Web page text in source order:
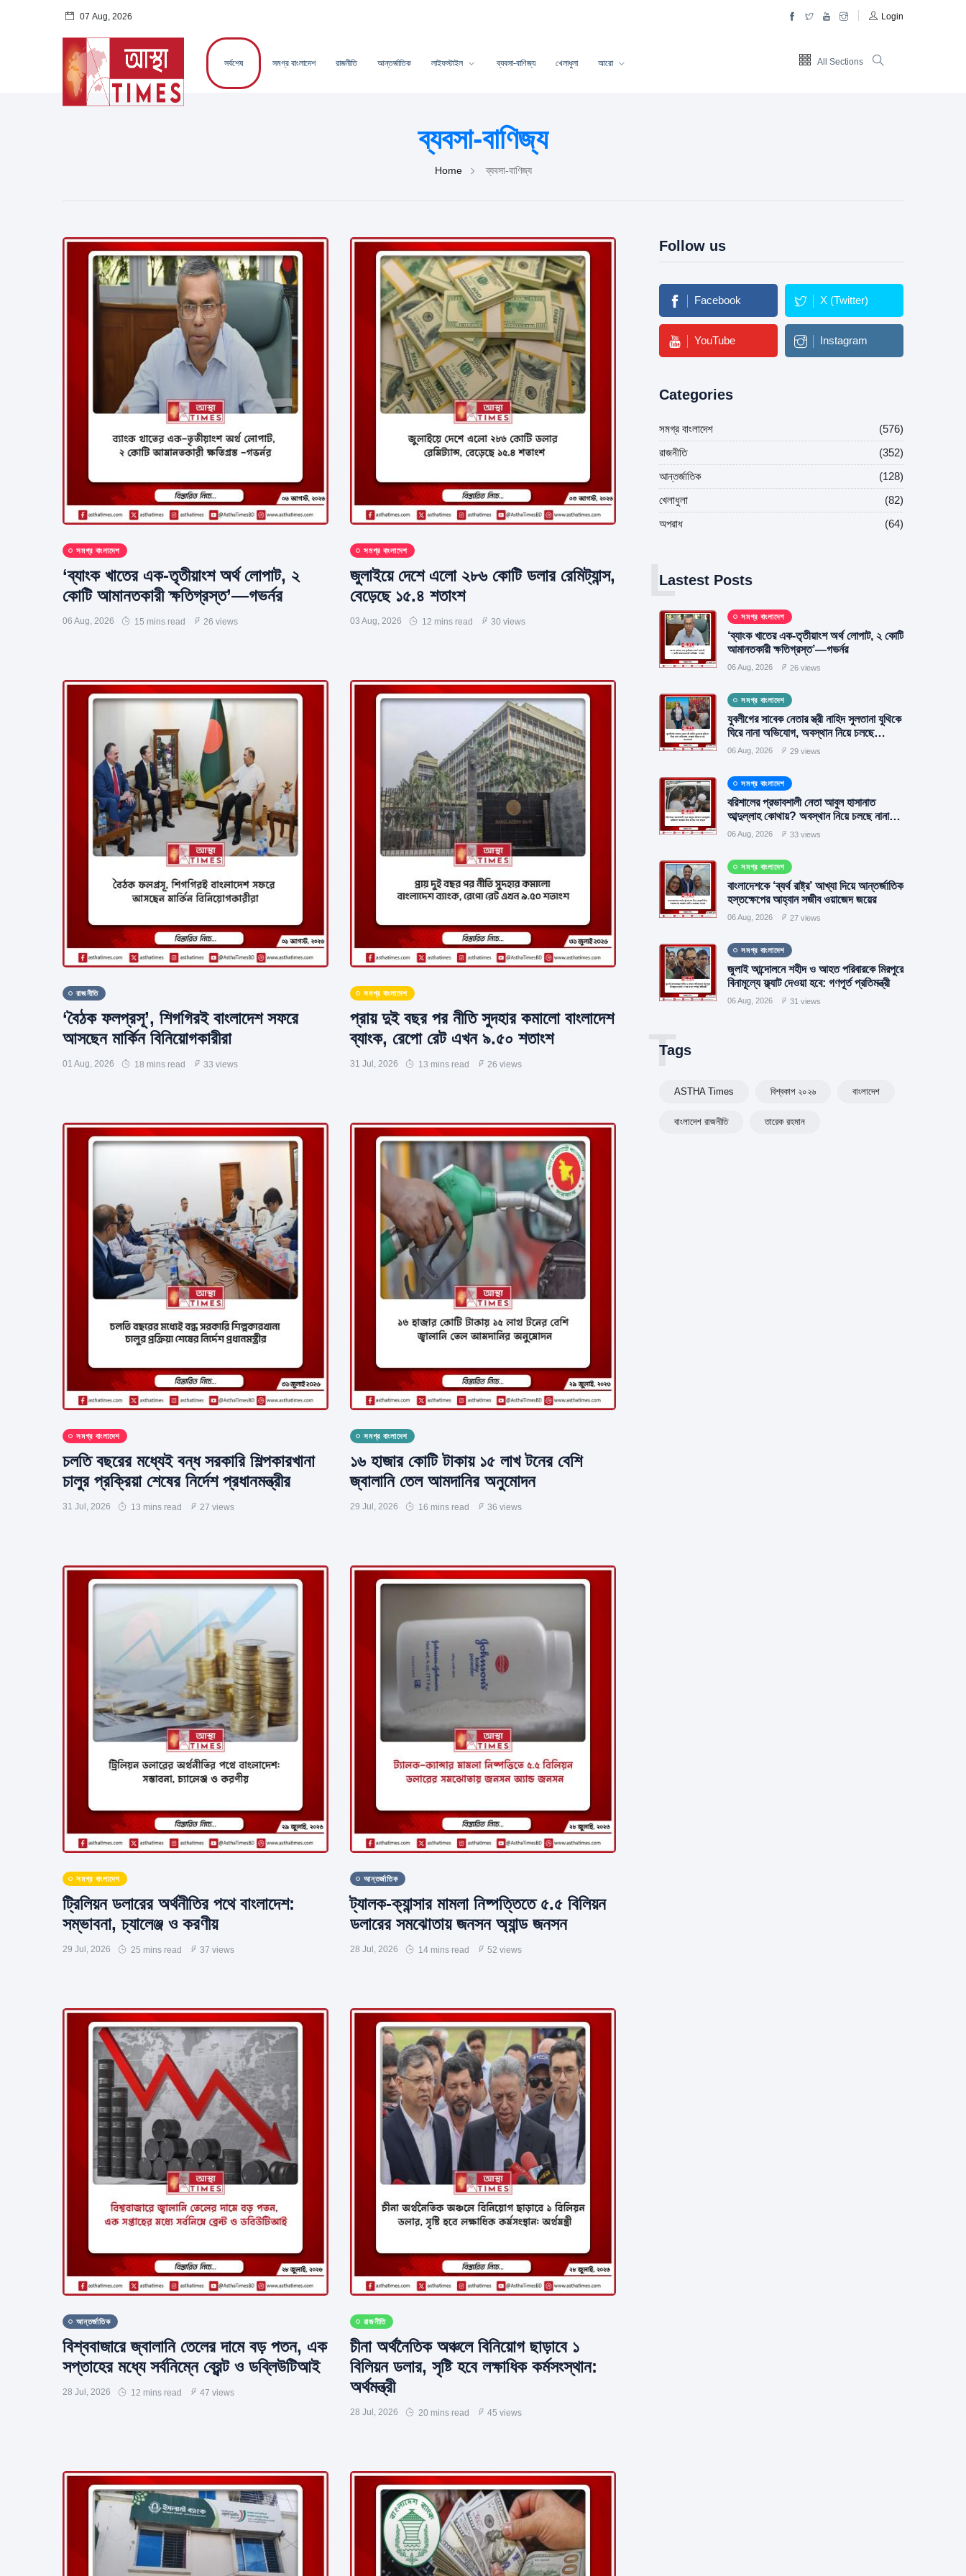
07 Aug, 2026 Login
সর্বশেষ সমগ্র বাংলাদেশ রাজনীতি আন্তর্জাতিক লাইফস্টাইল ব্যবসা-বাণিজ্য খেলাধুলা আরো All Sections
ব্যবসা-বাণিজ্য
Home ব্যবসা-বাণিজ্য
সমগ্র বাংলাদেশ
‘ব্যাংক খাতের এক-তৃতীয়াংশ অর্থ লোপাট, ২
কোটি আমানতকারী ক্ষতিগ্রস্ত’—গভর্নর
06 Aug, 2026 15 mins read 26 views
সমগ্র বাংলাদেশ
জুলাইয়ে দেশে এলো ২৮৬ কোটি ডলার রেমিট্যান্স,
বেড়েছে ১৫.৪ শতাংশ
03 Aug, 2026 12 mins read 30 views
রাজনীতি
‘বৈঠক ফলপ্রসূ’, শিগগিরই বাংলাদেশ সফরে
আসছেন মার্কিন বিনিয়োগকারীরা
01 Aug, 2026 18 mins read 33 views
সমগ্র বাংলাদেশ
প্রায় দুই বছর পর নীতি সুদহার কমালো বাংলাদেশ
ব্যাংক, রেপো রেট এখন ৯.৫০ শতাংশ
31 Jul, 2026 13 mins read 26 views
সমগ্র বাংলাদেশ
চলতি বছরের মধ্যেই বন্ধ সরকারি শিল্পকারখানা
চালুর প্রক্রিয়া শেষের নির্দেশ প্রধানমন্ত্রীর
31 Jul, 2026 13 mins read 27 views
সমগ্র বাংলাদেশ
১৬ হাজার কোটি টাকায় ১৫ লাখ টনের বেশি
জ্বালানি তেল আমদানির অনুমোদন
29 Jul, 2026 16 mins read 36 views
সমগ্র বাংলাদেশ
ট্রিলিয়ন ডলারের অর্থনীতির পথে বাংলাদেশ:
সম্ভাবনা, চ্যালেঞ্জ ও করণীয়
29 Jul, 2026 25 mins read 37 views
আন্তর্জাতিক
ট্যালক-ক্যান্সার মামলা নিষ্পত্তিতে ৫.৫ বিলিয়ন
ডলারের সমঝোতায় জনসন অ্যান্ড জনসন
28 Jul, 2026 14 mins read 52 views
আন্তর্জাতিক
বিশ্ববাজারে জ্বালানি তেলের দামে বড় পতন, এক
সপ্তাহের মধ্যে সর্বনিম্নে ব্রেন্ট ও ডব্লিউটিআই
28 Jul, 2026 12 mins read 47 views
রাজনীতি
চীনা অর্থনৈতিক অঞ্চলে বিনিয়োগ ছাড়াবে ১
বিলিয়ন ডলার, সৃষ্টি হবে লক্ষাধিক কর্মসংস্থান:
অর্থমন্ত্রী
28 Jul, 2026 20 mins read 45 views
Follow us
Facebook X (Twitter)
YouTube Instagram
Categories
সমগ্র বাংলাদেশ
(576)
রাজনীতি
(352)
আন্তর্জাতিক
(128)
খেলাধুলা
(82)
অপরাধ
(64)
Lastest Posts
L
সমগ্র বাংলাদেশ
‘ব্যাংক খাতের এক-তৃতীয়াংশ অর্থ লোপাট, ২ কোটি
আমানতকারী ক্ষতিগ্রস্ত’—গভর্নর
06 Aug, 2026 26 views
সমগ্র বাংলাদেশ
যুবলীগের সাবেক নেতার স্ত্রী নাহিদ সুলতানা যুথিকে
ঘিরে নানা অভিযোগ, অবস্থান নিয়ে চলছে
আলোচনা
06 Aug, 2026 29 views
সমগ্র বাংলাদেশ
বরিশালের প্রভাবশালী নেতা আবুল হাসানাত
আব্দুল্লাহ কোথায়? অবস্থান নিয়ে চলছে নানা
জল্পনা
06 Aug, 2026 33 views
সমগ্র বাংলাদেশ
বাংলাদেশকে ‘ব্যর্থ রাষ্ট্র’ আখ্যা দিয়ে আন্তর্জাতিক
হস্তক্ষেপের আহ্বান সজীব ওয়াজেদ জয়ের
06 Aug, 2026 27 views
সমগ্র বাংলাদেশ
জুলাই আন্দোলনে শহীদ ও আহত পরিবারকে মিরপুরে
বিনামূল্যে ফ্ল্যাট দেওয়া হবে: গণপূর্ত প্রতিমন্ত্রী
06 Aug, 2026 31 views
Tags
T
ASTHA Times বিশ্বকাপ ২০২৬ বাংলাদেশ
বাংলাদেশ রাজনীতি তারেক রহমান